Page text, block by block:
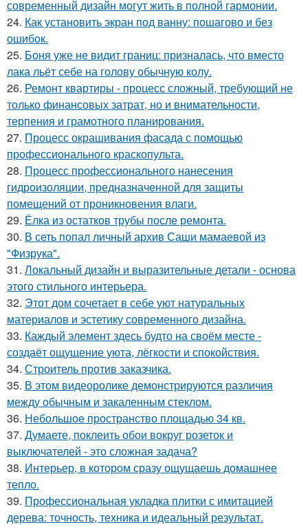
современный дизайн могут жить в полной гармонии.
24. Как установить экран под ванну: пошагово и без
ошибок.
25. Боня уже не видит границ: призналась, что вместо
лака льёт себе на голову обычную колу.
26. Ремонт квартиры - процесс сложный, требующий не
только финансовых затрат, но и внимательности,
терпения и грамотного планирования.
27. Процесс окрашивания фасада с помощью
профессионального краскопульта.
28. Процесс профессионального нанесения
гидроизоляции, предназначенной для защиты
помещений от проникновения влаги.
29. Ёлка из остатков трубы после ремонта.
30. В сеть попал личный архив Саши мамаевой из
"Физрука".
31. Локальный дизайн и выразительные детали - основа
этого стильного интерьера.
32. Этот дом сочетает в себе уют натуральных
материалов и эстетику современного дизайна.
33. Каждый элемент здесь будто на своём месте -
создаёт ощущение уюта, лёгкости и спокойствия.
34. Строитель против заказчика.
35. В этом видеоролике демонстрируются различия
между обычным и закаленным стеклом.
36. Небольшое пространство площадью 34 кв.
37. Думаете, поклеить обои вокруг розеток и
выключателей - это сложная задача?
38. Интерьер, в котором сразу ощущаешь домашнее
тепло.
39. Профессиональная укладка плитки с имитацией
дерева: точность, техника и идеальный результат.